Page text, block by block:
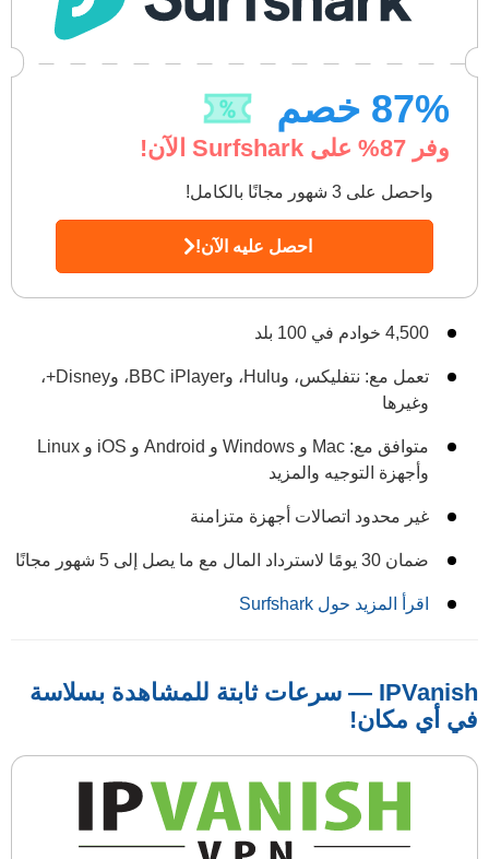
87% خصم
وفر 87% على Surfshark الآن!
واحصل على 3 شهور مجانًا بالكامل!
احصل عليه الآن!
4,500 خوادم في 100 بلد
تعمل مع: نتفليكس، وHulu، وBBC iPlayer، وDisney+،
وغيرها
متوافق مع: Mac و Windows و Android و iOS و Linux
وأجهزة التوجيه والمزيد
غير محدود اتصالات أجهزة متزامنة
ضمان 30 يومًا لاسترداد المال مع ما يصل إلى 5 شهور مجانًا
اقرأ المزيد حول Surfshark
IPVanish — سرعات ثابتة للمشاهدة بسلاسة
في أي مكان!